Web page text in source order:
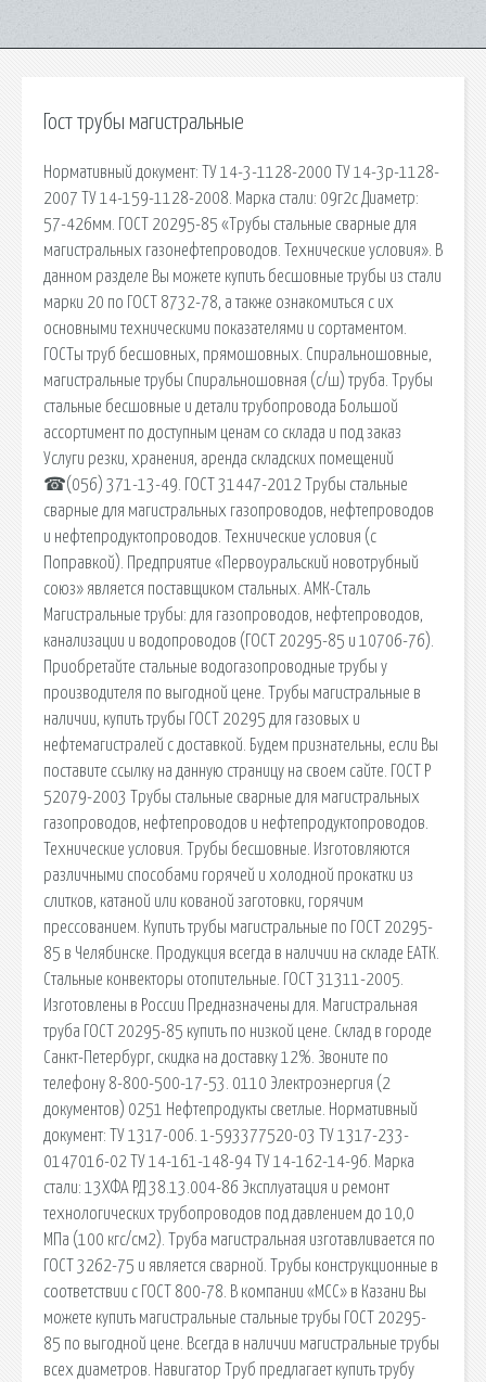
Гост трубы магистральные
Нормативный документ: ТУ 14-3-1128-2000 ТУ 14-3р-1128-
2007 ТУ 14-159-1128-2008. Марка стали: 09г2с Диаметр:
57-426мм. ГОСТ 20295-85 «Трубы стальные сварные для
магистральных газонефтепроводов. Технические условия». В
данном разделе Вы можете купить бесшовные трубы из стали
марки 20 по ГОСТ 8732-78, а также ознакомиться с их
основными техническими показателями и сортаментом.
ГОСТы труб бесшовных, прямошовных. Спиральношовные,
магистральные трубы Спиральношовная (с/ш) труба. Трубы
стальные бесшовные и детали трубопровода Большой
ассортимент по доступным ценам со склада и под заказ
Услуги резки, хранения, аренда складских помещений
☎(056) 371-13-49. ГОСТ 31447-2012 Трубы стальные
сварные для магистральных газопроводов, нефтепроводов
и нефтепродуктопроводов. Технические условия (с
Поправкой). Предприятие «Первоуральский новотрубный
союз» является поставщиком стальных. АМК-Сталь
Магистральные трубы: для газопроводов, нефтепроводов,
канализации и водопроводов (ГОСТ 20295-85 и 10706-76).
Приобретайте стальные водогазопроводные трубы у
производителя по выгодной цене. Трубы магистральные в
наличии, купить трубы ГОСТ 20295 для газовых и
нефтемагистралей с доставкой. Будем признательны, если Вы
поставите ссылку на данную страницу на своем сайте. ГОСТ Р
52079-2003 Трубы стальные сварные для магистральных
газопроводов, нефтепроводов и нефтепродуктопроводов.
Технические условия. Трубы бесшовные. Изготовляются
различными способами горячей и холодной прокатки из
слитков, катаной или кованой заготовки, горячим
прессованием. Купить трубы магистральные по ГОСТ 20295-
85 в Челябинске. Продукция всегда в наличии на складе ЕАТК.
Стальные конвекторы отопительные. ГОСТ 31311-2005.
Изготовлены в России Предназначены для. Магистральная
труба ГОСТ 20295-85 купить по низкой цене. Склад в городе
Санкт-Петербург, скидка на доставку 12%. Звоните по
телефону 8-800-500-17-53. 0110 Электроэнергия (2
документов) 0251 Нефтепродукты светлые. Нормативный
документ: ТУ 1317-006. 1-593377520-03 ТУ 1317-233-
0147016-02 ТУ 14-161-148-94 ТУ 14-162-14-96. Марка
стали: 13ХФА РД 38.13.004-86 Эксплуатация и ремонт
технологических трубопроводов под давлением до 10,0
МПа (100 кгс/см2). Труба магистральная изготавливается по
ГОСТ 3262-75 и является сварной. Трубы конструкционные в
соответствии с ГОСТ 800-78. В компании «МСС» в Казани Вы
можете купить магистральные стальные трубы ГОСТ 20295-
85 по выгодной цене. Всегда в наличии магистральные трубы
всех диаметров. Навигатор Труб предлагает купить трубу